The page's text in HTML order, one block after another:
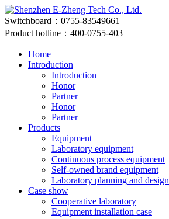
Switchboard：0755-83549661
Product hotline：400-0755-403
Home
Introduction
Introduction
Honor
Partner
Honor
Partner
Products
Equipment
Laboratory equipment
Continuous process equipment
Self-owned brand equipment
Laboratory planning and design
Case show
Cooperative laboratory
Equipment installation case